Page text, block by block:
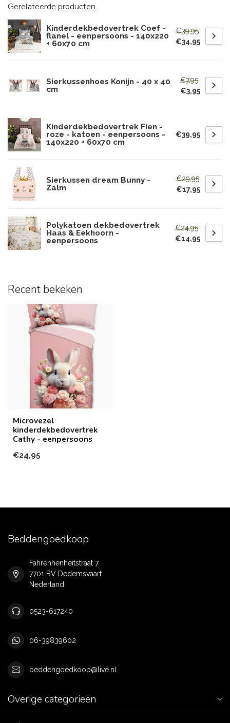
Gerelateerde producten
Kinderdekbedovertrek Coef -
flanel - eenpersoons - 140x220
+ 60x70 cm
€39,95
€34,95
Sierkussenhoes Konijn - 40 x 40
cm
€7,95
€3,95
Kinderdekbedovertrek Fien -
roze - katoen - eenpersoons -
140x220 + 60x70 cm
€39,95
Sierkussen dream Bunny -
Zalm
€29,95
€17,95
Polykatoen dekbedovertrek
Haas & Eekhoorn -
eenpersoons
€24,95
€14,95
Recent bekeken
Microvezel
kinderdekbedovertrek
Cathy - eenpersoons
€24,95
Beddengoedkoop
Fahrenhenheitstraat 7
7701 BV Dedemsvaart
Nederland
0523-617240
06-39839602
beddengoedkoop@live.nl
Overige categorieën